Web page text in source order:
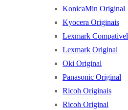
KonicaMin Original
Kyocera Originais
Lexmark Compativel
Lexmark Original
Oki Original
Panasonic Original
Ricoh Originais
Ricoh Original